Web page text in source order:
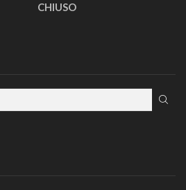
CHIUSO